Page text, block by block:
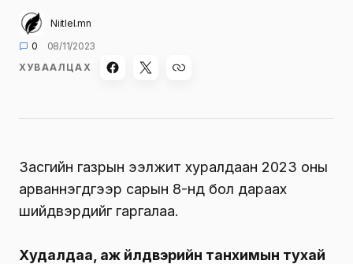
Niitlel.mn
0
08/11/2023
ХУВААЛЦАХ
Засгийн газрын ээлжит хуралдаан 2023 оны
арваннэгдүгээр сарын 8-нд бол дараах
шийдвэрүүдийг гаргалаа.
Худалдаа, аж үйлдвэрийн танхимын тухай